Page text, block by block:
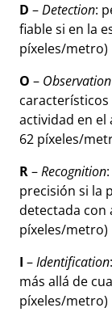
D –Detection:
fiable si en la
píxeles/metro)
O – Observation
característicos
actividad en el
62 píxeles/
R–Recognition
precisión si la
detectada con
píxeles/metro)
I –Identification
más allá de
píxeles/metro)